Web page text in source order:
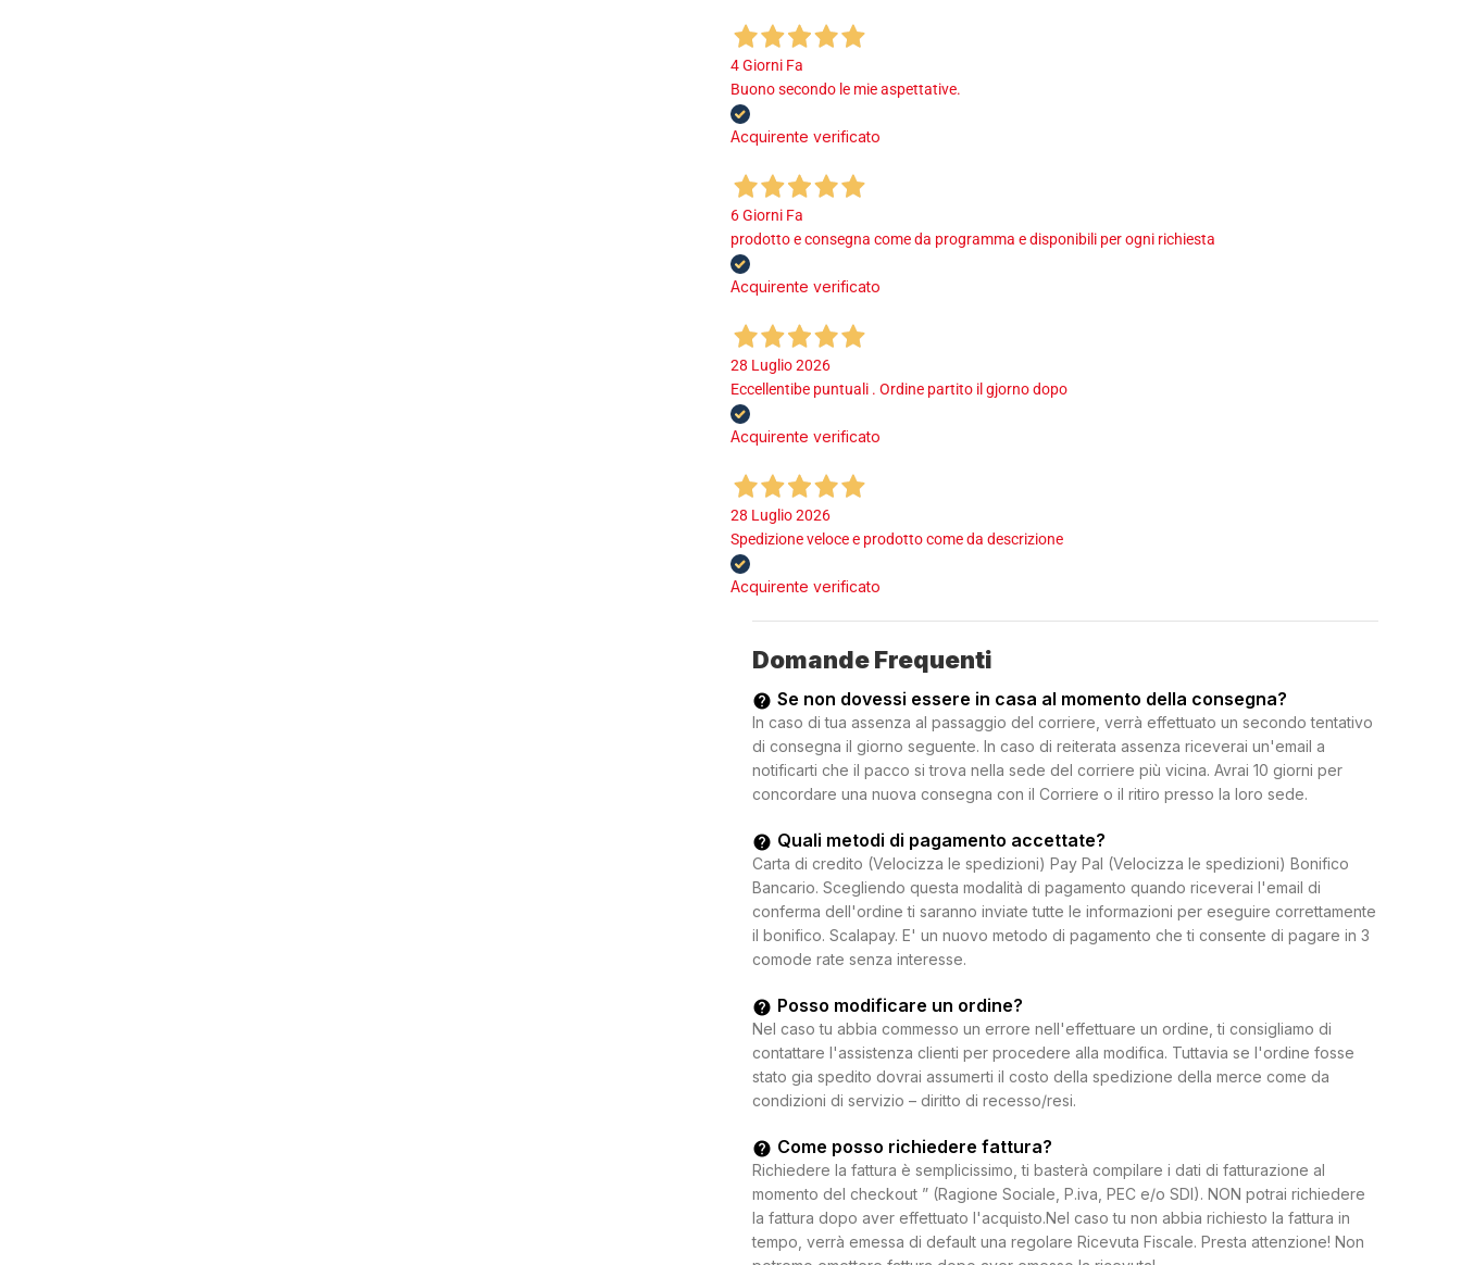
4 Giorni Fa
Buono secondo le mie aspettative.
Acquirente verificato
6 Giorni Fa
prodotto e consegna come da programma e disponibili per ogni richiesta
Acquirente verificato
28 Luglio 2026
Eccellentibe puntuali . Ordine partito il gjorno dopo
Acquirente verificato
28 Luglio 2026
Spedizione veloce e prodotto come da descrizione
Acquirente verificato
Domande Frequenti
Se non dovessi essere in casa al momento della consegna?
In caso di tua assenza al passaggio del corriere, verrà effettuato un secondo tentativo
di consegna il giorno seguente. In caso di reiterata assenza riceverai un'email a
notificarti che il pacco si trova nella sede del corriere più vicina. Avrai 10 giorni per
concordare una nuova consegna con il Corriere o il ritiro presso la loro sede.
Quali metodi di pagamento accettate?
Carta di credito (Velocizza le spedizioni) Pay Pal (Velocizza le spedizioni) Bonifico
Bancario. Scegliendo questa modalità di pagamento quando riceverai l'email di
conferma dell'ordine ti saranno inviate tutte le informazioni per eseguire correttamente
il bonifico. Scalapay. E' un nuovo metodo di pagamento che ti consente di pagare in 3
comode rate senza interesse.
Posso modificare un ordine?
Nel caso tu abbia commesso un errore nell'effettuare un ordine, ti consigliamo di
contattare l'assistenza clienti per procedere alla modifica. Tuttavia se l'ordine fosse
stato gia spedito dovrai assumerti il costo della spedizione della merce come da
condizioni di servizio – diritto di recesso/resi.
Come posso richiedere fattura?
Richiedere la fattura è semplicissimo, ti basterà compilare i dati di fatturazione al
momento del checkout ” (Ragione Sociale, P.iva, PEC e/o SDI). NON potrai richiedere
la fattura dopo aver effettuato l'acquisto.Nel caso tu non abbia richiesto la fattura in
tempo, verrà emessa di default una regolare Ricevuta Fiscale. Presta attenzione! Non